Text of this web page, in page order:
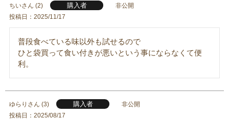
ちい 2 購入者
非公開
投稿日
2025/11/17
普段食べている味以外も試せるので
ひと袋買って食い付きが悪いという事にならなくて便
利。
ゆらり 3 購入者
非公開
投稿日
2025/08/17